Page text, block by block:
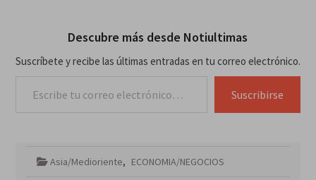
Descubre más desde Notiultimas
Suscríbete y recibe las últimas entradas en tu correo electrónico.
Suscribirse
Asia/Medioriente, ECONOMIA/NEGOCIOS